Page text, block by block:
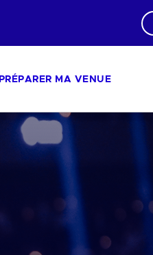
PRÉPARER MA VENUE